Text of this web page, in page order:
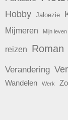
Hobby Jaloezie
Mijmeren Mijn leven
reizen Roman
Verandering
Wandelen Werk